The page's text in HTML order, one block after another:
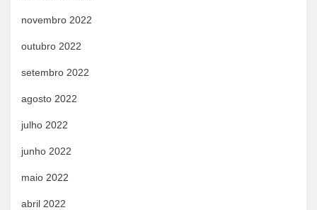
novembro 2022
outubro 2022
setembro 2022
agosto 2022
julho 2022
junho 2022
maio 2022
abril 2022